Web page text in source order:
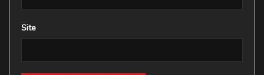
Site